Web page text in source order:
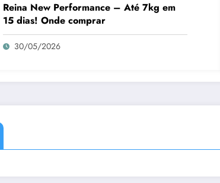
Reina New Performance – Até 7kg em
15 dias! Onde comprar
30/05/2026